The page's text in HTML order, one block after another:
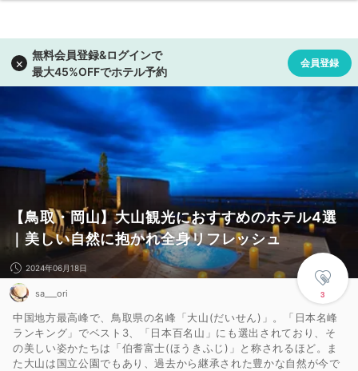
【鳥取・岡山】大山観光におすすめのホテル4選
｜美しい自然に抱かれ全身リフレッシュ
3
2024年06月18日
sa___ori
中国地方最高峰で、鳥取県の名峰「大山(だいせん)」。「日本名峰
ランキング」でベスト3、「日本百名山」にも選出されており、そ
の美しい姿かたちは「伯耆富士(ほうきふじ)」と称されるほど。ま
た大山は国立公園でもあり、過去から継承された豊かな自然が今で